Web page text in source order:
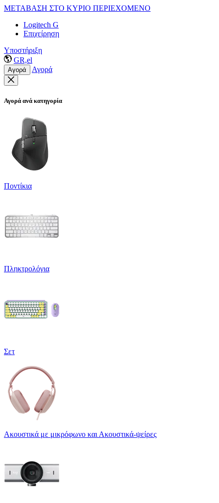
ΜΕΤΑΒΑΣΗ ΣΤΟ ΚΥΡΙΟ ΠΕΡΙΕΧΟΜΕΝΟ
Logitech G
Επιχείρηση
Υποστήριξη
GR,el
Αγορά Αγορά
Αγορά ανά κατηγορία
Ποντίκια
Πληκτρολόγια
Σετ
Ακουστικά με μικρόφωνο και Ακουστικά-ψείρες